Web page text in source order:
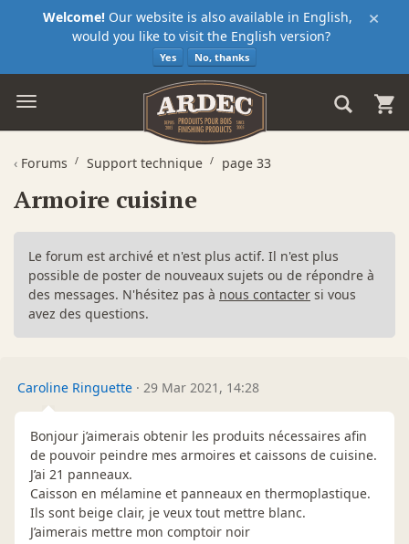
×
Welcome! Our website is also available in English,
would you like to visit the English version?
Yes No, thanks
‹ Forums Support technique page 33
Armoire cuisine
Le forum est archivé et n'est plus actif. Il n'est plus
possible de poster de nouveaux sujets ou de répondre à
des messages. N'hésitez pas à nous contacter si vous
avez des questions.
Caroline Ringuette · 29 Mar 2021, 14:28
Bonjour j’aimerais obtenir les produits nécessaires afin
de pouvoir peindre mes armoires et caissons de cuisine.
J’ai 21 panneaux.
Caisson en mélamine et panneaux en thermoplastique.
Ils sont beige clair, je veux tout mettre blanc.
J’aimerais mettre mon comptoir noir